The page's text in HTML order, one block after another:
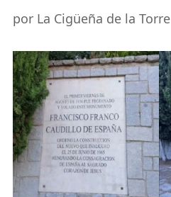
por La Cigüeña de la Torre